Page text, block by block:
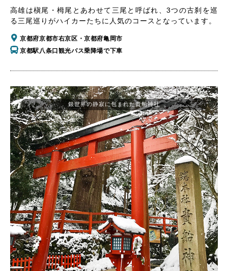
高雄は槇尾・栂尾とあわせて三尾と呼ばれ、3つの古刹を巡
る三尾巡りがハイカーたちに人気のコースとなっています。
京都府京都市右京区・京都府亀岡市
京都駅八条口観光バス乗降場で下車
銀世界の静寂に包まれた貴船神社